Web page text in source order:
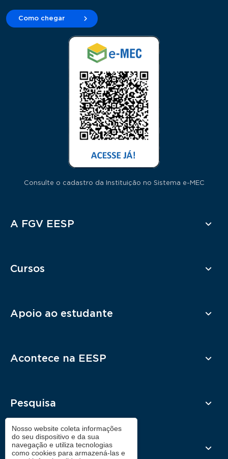
Como chegar
Consulte o cadastro da Instituição no Sistema e-MEC
Rodapé
A FGV EESP
Cursos
Apoio ao estudante
Acontece na EESP
Pesquisa
Contato
Nosso website coleta informações
do seu dispositivo e da sua
navegação e utiliza tecnologias
como cookies para armazená-las e